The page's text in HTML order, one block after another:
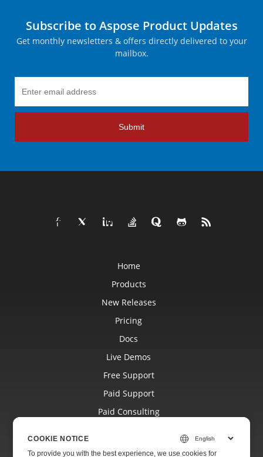
Subscribe to Aspose Product Updates
Get monthly newsletters & offers directly delivered to your
mailbox.
Submit
Home
Products
New Releases
Pricing
Docs
Live Demos
Free Support
Paid Support
Paid Consulting
COOKIE NOTICE
To provide you with the best experience, we use cookies for